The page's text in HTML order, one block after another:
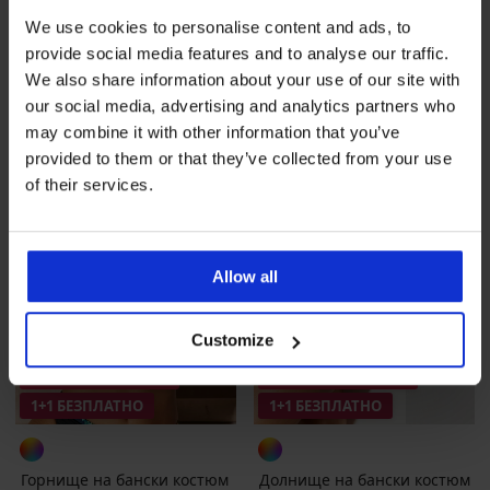
We use cookies to personalise content and ads, to
provide social media features and to analyse our traffic.
We also share information about your use of our site with
our social media, advertising and analytics partners who
may combine it with other information that you’ve
provided to them or that they’ve collected from your use
of their services.
Allow all
Customize
(129,07 лв.)
(72,35 лв.)
LIMITED
1+1 БЕЗПЛАТНО
Горнище на бански костюм
LIMITED
1+1 БЕЗПЛАТНО
Долнище на бански костюм